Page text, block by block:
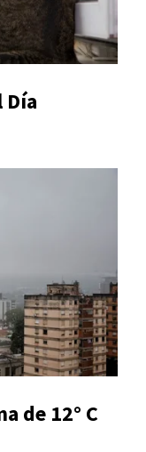
Día
de 12° C